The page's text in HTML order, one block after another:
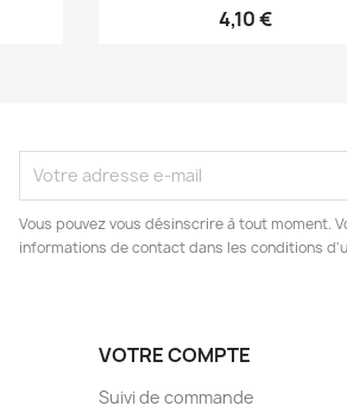
4,10 €
Vous pouvez vous désinscrire à tout moment.
informations de contact dans les conditions
VOTRE COMPTE
Suivi de commande